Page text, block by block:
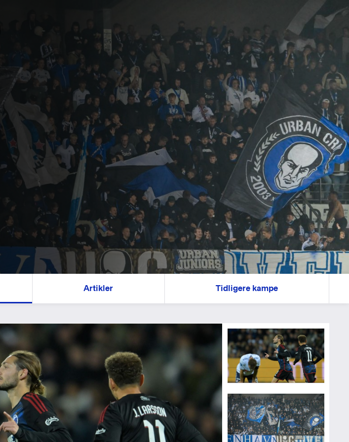
Artikler Tidligere kampe